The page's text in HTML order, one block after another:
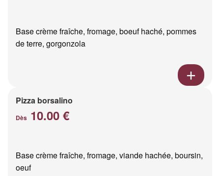
Base crème fraîche, fromage, boeuf haché, pommes
de terre, gorgonzola
Pizza borsalino
Dès 10.00 €
Base crème fraîche, fromage, viande hachée, boursin,
oeuf